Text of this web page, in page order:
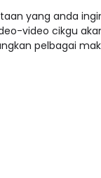
yang anda
video cikgu
pelbagai